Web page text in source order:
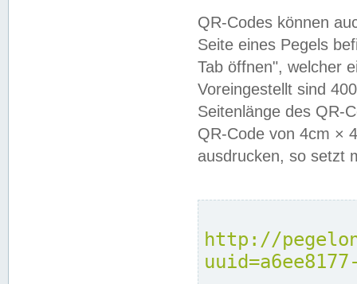
QR-Codes können
Seite eines Pegels
Tab öffnen", welcher
Voreingestellt sind
Seitenlänge des QR-
QR-Code von 4cm ×
ausdrucken, so setzt
http://